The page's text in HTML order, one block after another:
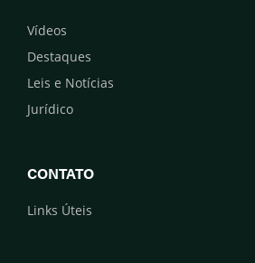
Vídeos
Destaques
Leis e Notícias
Jurídico
CONTATO
Links Úteis